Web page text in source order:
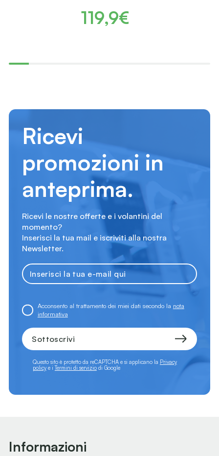
119,9€
Ricevi
promozioni in
anteprima.
Ricevi le nostre offerte e i volantini del
momento?
Inserisci la tua mail e iscriviti alla nostra
Newsletter.
Acconsento al trattamento dei miei dati secondo la nota
informativa
Sottoscrivi
Questo sito è protetto da reCAPTCHA e si applicano la Privacy
policye iTermini di serviziodi Google
Informazioni